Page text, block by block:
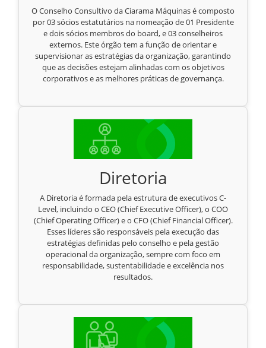
O Conselho Consultivo da Ciarama Máquinas é composto
por 03 sócios estatutários na nomeação de 01 Presidente
e dois sócios membros do board, e 03 conselheiros
externos. Este órgão tem a função de orientar e
supervisionar as estratégias da organização, garantindo
que as decisões estejam alinhadas com os objetivos
corporativos e as melhores práticas de governança.
Diretoria
A Diretoria é formada pela estrutura de executivos C-
Level, incluindo o CEO (Chief Executive Officer), o COO
(Chief Operating Officer) e o CFO (Chief Financial Officer).
Esses líderes são responsáveis pela execução das
estratégias definidas pelo conselho e pela gestão
operacional da organização, sempre com foco em
responsabilidade, sustentabilidade e excelência nos
resultados.